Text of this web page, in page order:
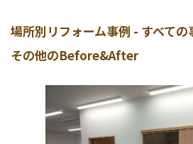
場所別リフォーム事例 - すべての
その他のBefore&After